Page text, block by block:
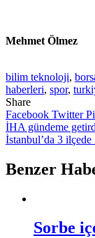
Mehmet Ölmez
bilim teknoloji,
haberleri, spor,
Share
Facebook Twitter
Yazı
gezinmesi
İHA gündeme
İstanbul’da 3
Benzer
Sorbe